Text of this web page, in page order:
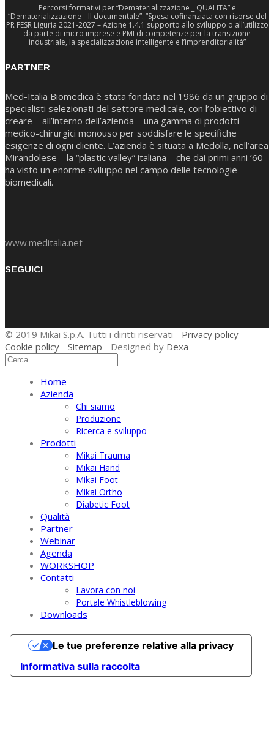
Percorsi formativi per “Dematerializzazione _ QUALITA” e
“Dematerializzazione _ Il documentale”: “Spesa cofinanziata con risorse del
PR FESR Liguria 2021-2027 – Azione 1.4.1 supporto allo sviluppo o all’utilizzo
da parte di micro imprese e PMI di competenze per la transizione
industriale, la specializzazione intelligente e l’imprenditorialità”
PARTNER
Med-Italia Biomedica è stata fondata nel 1986 da un gruppo di
specialisti selezionati del settore medicale, con l’obiettivo di
creare – all’interno dell’azienda – una gamma di prodotti
medico-chirurgici monouso per soddisfare le specifiche
esigenze di ogni cliente. L’azienda è situata a Medolla, nell’area
Mirandolese – la “plastic valley” italiana – che dai primi anni ’60
ha visto un enorme sviluppo nel campo delle tecnologie
biomedicali.
www.meditalia.net
SEGUICI
© 2019 Mikai S.p.A. Tutti i diritti riservati - Privacy policy -
Cookie policy - Sitemap - Designed by Dexa
Home
Azienda
Chi siamo
Produzione
Ricerca e sviluppo
Prodotti
Mikai Trauma
Mikai Hand
Mikai Foot
Mikai Ortho
Diabetic Foot
Qualità
Partner
Webinar
Agenda
WORKSHOP
Contatti
Lavora con noi
Portale Whistleblowing
Downloads
Informativa sulla raccolta
Le tue preferenze relative alla privacy